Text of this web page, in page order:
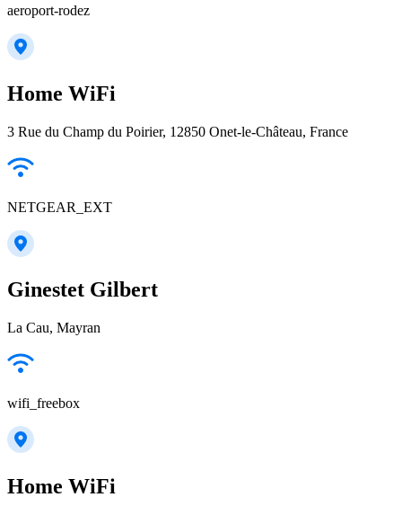
aeroport-rodez
Home WiFi
3 Rue du Champ du Poirier, 12850 Onet-le-Château, France
NETGEAR_EXT
Ginestet Gilbert
La Cau, Mayran
wifi_freebox
Home WiFi